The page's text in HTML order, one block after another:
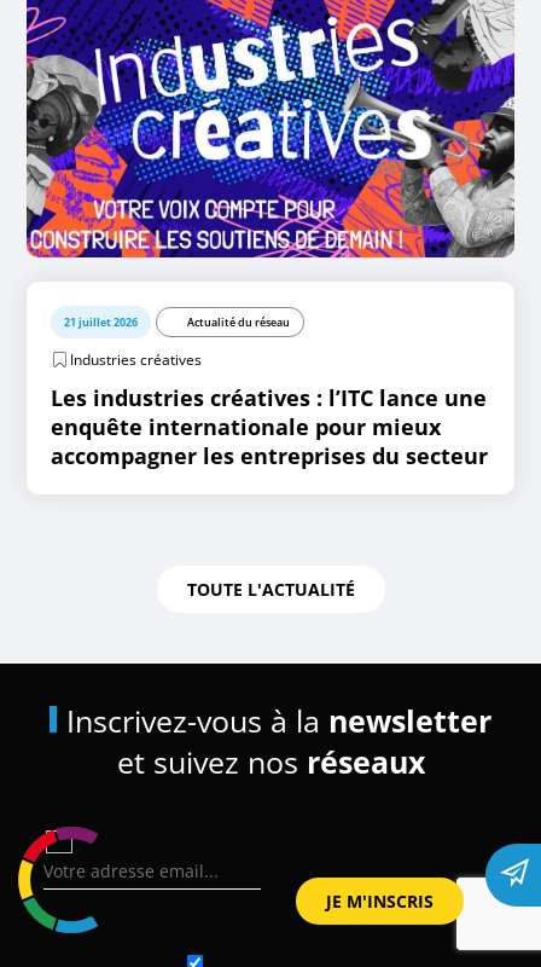
21 juillet 2026 Actualité du réseau
Industries créatives
Les industries créatives : l’ITC lance une
enquête internationale pour mieux
accompagner les entreprises du secteur
TOUTE L'ACTUALITÉ
Inscrivez-vous à la newsletter
et suivez nos réseaux